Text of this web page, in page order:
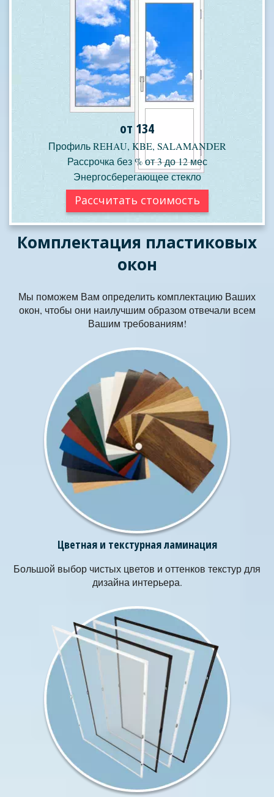
от 134
Профиль REHAU, KBE, SALAMANDER
Рассрочка без % от 3 до 12 мес
Энергосберегающее стекло
Рассчитать стоимость
Комплектация пластиковых
окон
Мы поможем Вам определить комплектацию Ваших
окон, чтобы они наилучшим образом отвечали всем
Вашим требованиям!
Цветная и текстурная ламинация
Большой выбор чистых цветов и оттенков текстур для
дизайна интерьера.